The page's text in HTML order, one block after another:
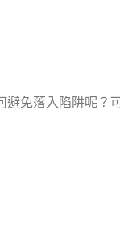
免落入陷阱呢？